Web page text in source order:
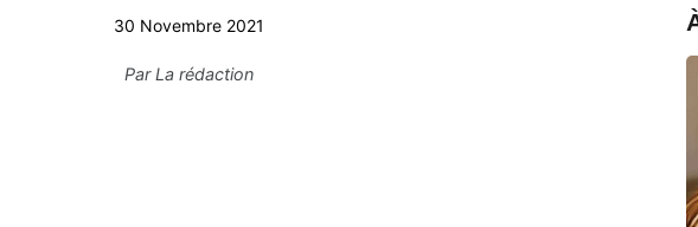
30 Novembre 2021
ParLa rédaction